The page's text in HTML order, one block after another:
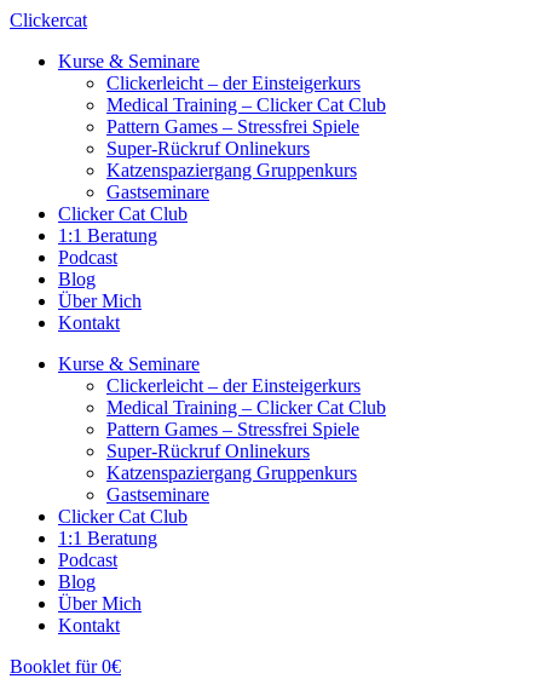
Zum
springen
Clickercat
Kurse & Seminare
Clickerleicht – der Einsteigerkurs
Medical Training – Clicker Cat Club
Pattern Games – Stressfrei Spiele
Super-Rückruf Onlinekurs
Katzenspaziergang Gruppenkurs
Gastseminare
Clicker Cat Club
1:1 Beratung
Podcast
Blog
Über Mich
Kontakt
Kurse & Seminare
Clickerleicht – der Einsteigerkurs
Medical Training – Clicker Cat Club
Pattern Games – Stressfrei Spiele
Super-Rückruf Onlinekurs
Katzenspaziergang Gruppenkurs
Gastseminare
Clicker Cat Club
1:1 Beratung
Podcast
Blog
Über Mich
Kontakt
Booklet für 0€